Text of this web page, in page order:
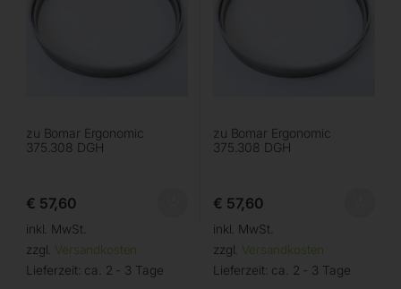
zu Bomar Ergonomic
375.308 DGH
€ 57,60
inkl. MwSt.
zzgl. Versandkosten
Lieferzeit: ca. 2 - 3 Tage
zu Bomar Ergonomic
375.308 DGH
€ 57,60
inkl. MwSt.
zzgl. Versandkosten
Lieferzeit: ca. 2 - 3 Tage